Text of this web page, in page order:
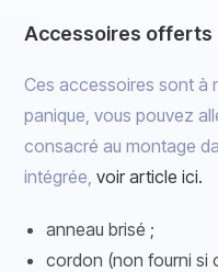
Accessoires offerts
Ces accessoires sont à
panique, vous pouvez
consacré au montage
intégrée,voir article ici.
anneau brisé ;
cordon (non fourni si